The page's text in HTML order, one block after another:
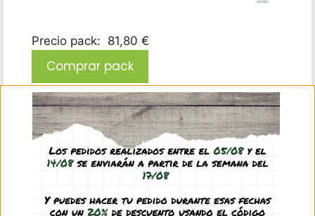
Precio pack: 81,80 €
Comprar pack
Este producto: Antmeta H30x20 Seta Ampliable
Color: Negro-62,45€ (IVA incl.)
Filtros para modelos tipo seta Modelo
hormiguero: H30x20 S Ampliable- 6,95€ (IVA incl.)
Antifugas - Aceite mineral (10 ml)-2,45€ (IVA incl.)
Bebedero XL byFormica (malla metálica)